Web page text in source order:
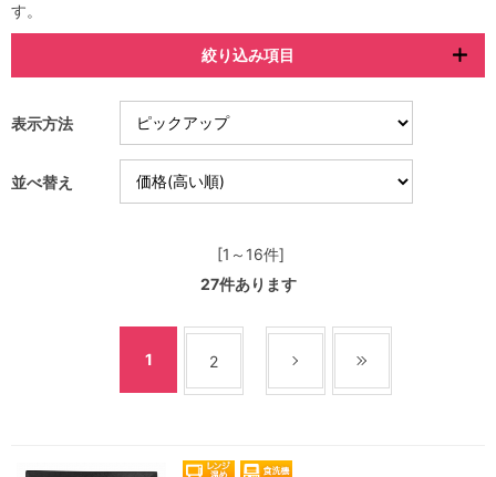
す。
絞り込み項目
表示方法
並べ替え
[1～16件]
27件あります
1 2